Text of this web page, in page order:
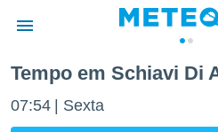
da
Tempo em Schiavi Di
07:54 Sexta